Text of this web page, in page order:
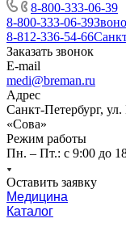
8-800-333-06-39
8-800-333-06-39
8-812-336-54-66
Заказать звонок
E-mail
medi@breman.ru
Адрес
Санкт-Петербург,
«Сова»
Режим работы
Пн. – Пт.: с 9:00 до
Оставить заявку
Медицина
Каталог